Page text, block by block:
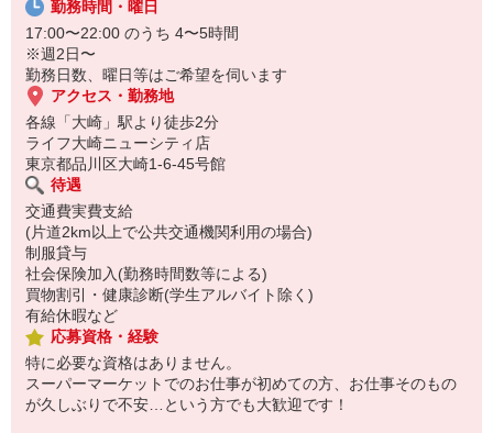
勤務時間・曜日
17:00〜22:00 のうち 4〜5時間
※週2日〜
勤務日数、曜日等はご希望を伺います
アクセス・勤務地
各線「大崎」駅より徒歩2分
ライフ大崎ニューシティ店
東京都品川区大崎1-6-45号館
待遇
交通費実費支給
(片道2km以上で公共交通機関利用の場合)
制服貸与
社会保険加入(勤務時間数等による)
買物割引・健康診断(学生アルバイト除く)
有給休暇など
応募資格・経験
特に必要な資格はありません。
スーパーマーケットでのお仕事が初めての方、お仕事そのもの
が久しぶりで不安…という方でも大歓迎です！